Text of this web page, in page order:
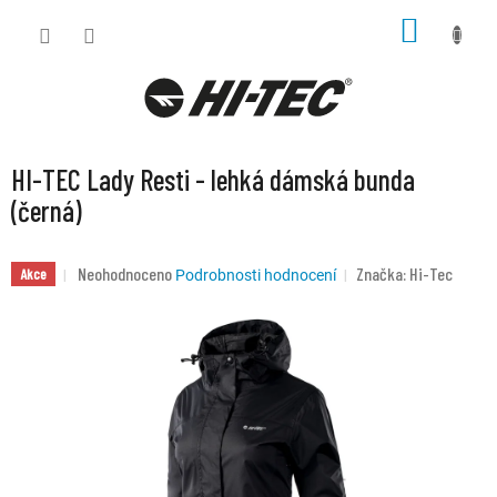
HI-TEC Lady Resti - lehká dámská bunda
(černá)
Akce
Průměrné
Neohodnoceno Podrobnosti hodnocení Značka: Hi-Tec